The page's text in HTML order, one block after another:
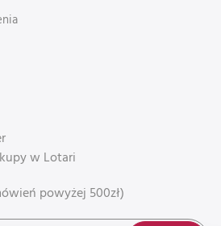
w Lotari
powyżej 500zł)